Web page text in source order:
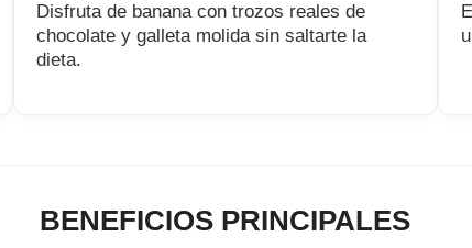
Disfruta de banana con trozos reales de
chocolate y galleta molida sin saltarte la
dieta.
BENEFICIOS PRINCIPALES